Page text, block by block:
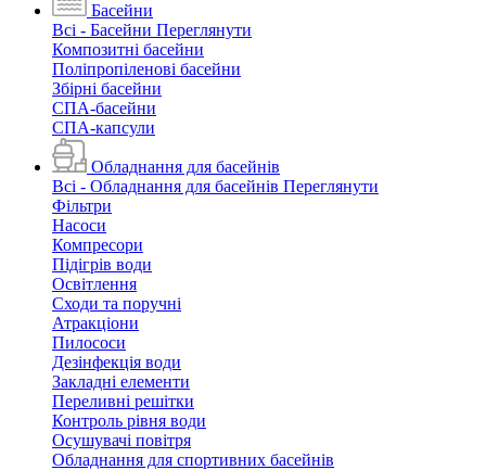
Басейни
Всі - Басейни Переглянути
Композитні басейни
Поліпропіленові басейни
Збірні басейни
СПА-басейни
СПА-капсули
Обладнання для басейнів
Всі - Обладнання для басейнів Переглянути
Фільтри
Насоси
Компресори
Підігрів води
Освітлення
Сходи та поручні
Атракціони
Пилососи
Дезінфекція води
Закладні елементи
Переливні решітки
Контроль рівня води
Осушувачі повітря
Обладнання для спортивних басейнів